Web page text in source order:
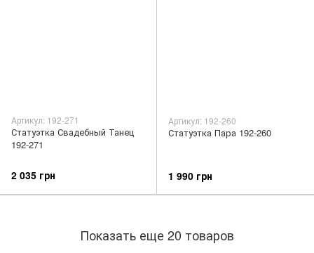
Артикул: 192-271
Статуэтка Свадебный Танец
192-271
2 035 грн
Артикул: 192-260
Статуэтка Пара 192-260
1 990 грн
Показать еще 20 товаров